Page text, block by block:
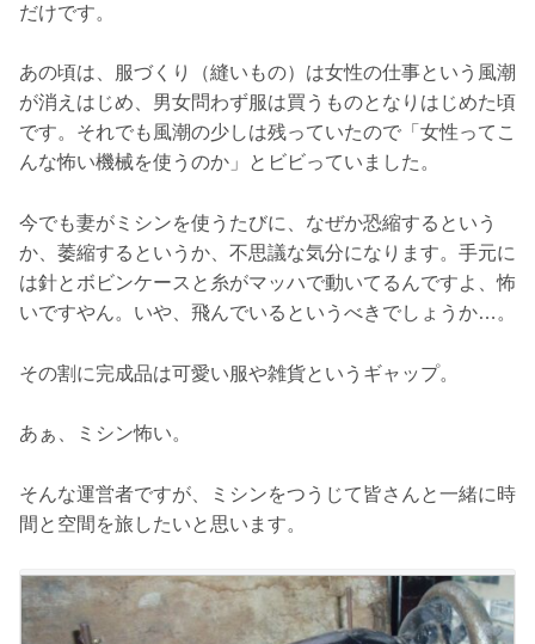
だけです。
あの頃は、服づくり（縫いもの）は女性の仕事という風潮
が消えはじめ、男女問わず服は買うものとなりはじめた頃
です。それでも風潮の少しは残っていたので「女性ってこ
んな怖い機械を使うのか」とビビっていました。
今でも妻がミシンを使うたびに、なぜか恐縮するという
か、萎縮するというか、不思議な気分になります。手元に
は針とボビンケースと糸がマッハで動いてるんですよ、怖
いですやん。いや、飛んでいるというべきでしょうか…。
その割に完成品は可愛い服や雑貨というギャップ。
あぁ、ミシン怖い。
そんな運営者ですが、ミシンをつうじて皆さんと一緒に時
間と空間を旅したいと思います。